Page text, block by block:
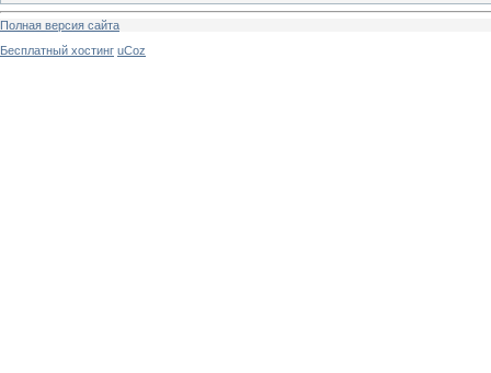
Полная версия сайта
Бесплатный хостинг uCoz